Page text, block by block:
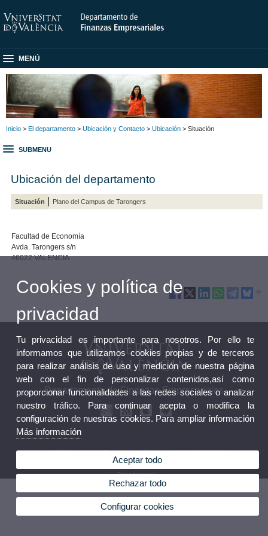
MENÚ
Inicio > El departamento > Ubicación y Contacto > Ubicación > Situación
SUBMENU
Ubicación del departamento
Situación Plano del Campus de Tarongers
Facultad de Economía
Avda. Tarongers s/n
46022 VALENCIA
Departamento de Finanzas Empresariales
© 2026 UV. - Avda. Tarongers s/n. Teléfono: (+34) 96 382 83 69
Política privacidad
Departamento
Cookies y política de
privacidad
Tu privacidad es importante para nosotros. Por ello te
informamos que utilizamos cookies propias y de terceros
para realizar análisis de uso y medición de nuestra página
web con el fin de personalizar contenidos,así como
proporcionar funcionalidades a las redes sociales o analizar
nuestro tráfico. Para continuar acepta o modifica la
configuración de nuestras cookies. Para ampliar información
Más información
Aceptar todo
Rechazar todo
Configurar cookies